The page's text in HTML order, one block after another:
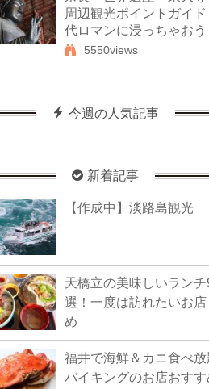
周辺観光ポイントガイ
代ロマンに浸っちゃおう
5550views
今週の人気記事
新着記事
【作成中】淡路島観光
天橋立の美味しいランチ
選！一度は訪れたいお店
め
福井で海鮮＆カニ食べ放
バイキングのお店おす